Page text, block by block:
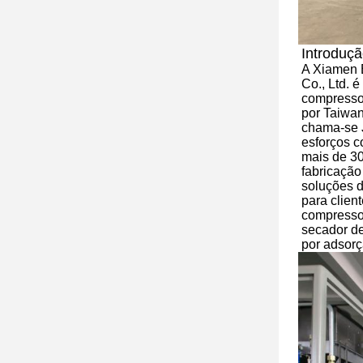
A Xiamen
Co., Ltd.
por
chama-se
esforços
mais de
soluções
para
secador
por